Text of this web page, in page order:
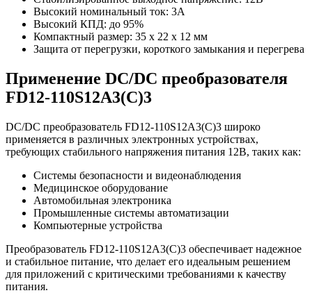
Высокий номинальный ток: 3А
Высокий КПД: до 95%
Компактный размер: 35 х 22 х 12 мм
Защита от перегрузки, короткого замыкания и перегрева
Применение DC/DC преобразователя
FD12-110S12A3(C)3
DC/DC преобразователь FD12-110S12A3(C)3 широко
применяется в различных электронных устройствах,
требующих стабильного напряжения питания 12В, таких как:
Системы безопасности и видеонаблюдения
Медицинское оборудование
Автомобильная электроника
Промышленные системы автоматизации
Компьютерные устройства
Преобразователь FD12-110S12A3(C)3 обеспечивает надежное
и стабильное питание, что делает его идеальным решением
для приложений с критическими требованиями к качеству
питания.